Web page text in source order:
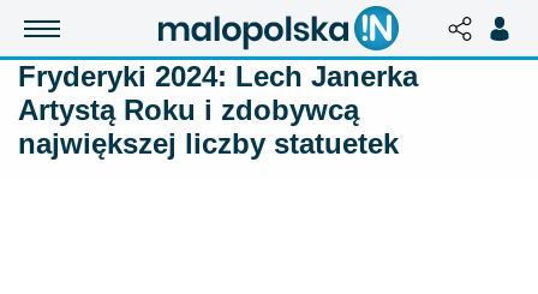
Fryderyki 2024: Lech Janerka
Artystą Roku i zdobywcą
największej liczby statuetek